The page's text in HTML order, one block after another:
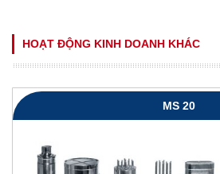
HOẠT ĐỘNG KINH DOANH KHÁC
MS 20